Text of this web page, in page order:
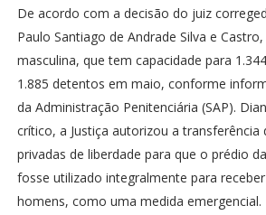
De acordo com a decisão do juiz
Paulo Santiago de Andrade Silva e
masculina, que tem capacidade para
1.885 detentos em maio, conforme
da Administração Penitenciária (SAP).
crítico, a Justiça autorizou a transferência
privadas de liberdade para que o prédio
fosse utilizado integralmente para
homens, como uma medida emergencial.